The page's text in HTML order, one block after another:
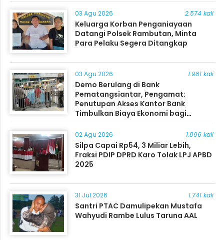
03 Agu 2026 2.574 kali
Keluarga Korban Penganiayaan
Datangi Polsek Rambutan, Minta
Para Pelaku Segera Ditangkap
03 Agu 2026 1.981 kali
Demo Berulang di Bank
Pematangsiantar, Pengamat:
Penutupan Akses Kantor Bank
Timbulkan Biaya Ekonomi bagi
Masyarakat
02 Agu 2026 1.896 kali
Silpa Capai Rp54, 3 Miliar Lebih,
Fraksi PDIP DPRD Karo Tolak LPJ APBD
2025
31 Jul 2026 1.741 kali
Santri PTAC Damulipekan Mustafa
Wahyudi Rambe Lulus Taruna AAL